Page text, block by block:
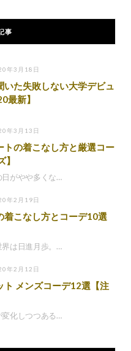
事
年3月18日
いた失敗しない大学デビュ
最新】
年3月13日
トの着こなし方と厳選コー
がやや多くな…
年2月19日
着こなし方とコーデ10選
界は日進月歩。…
年2月12日
ト メンズコーデ12選【注
化しつつある…